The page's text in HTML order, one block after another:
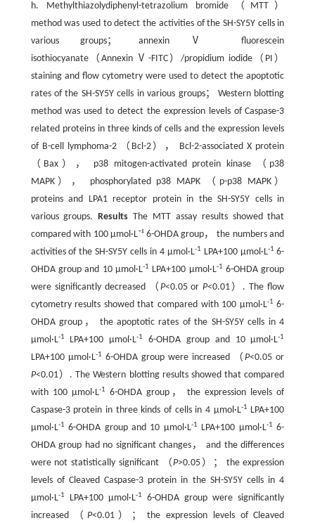
h. Methylthiazolydiphenyl-tetrazolium bromide（MTT）
method was used to detect the activities of the SH-SY5Y cells in
various groups； annexin Ⅴ fluorescein
isothiocyanate（Annexin Ⅴ-FITC）/propidium iodide（PI）
staining and flow cytometry were used to detect the apoptotic
rates of the SH-SY5Y cells in various groups； Western blotting
method was used to detect the expression levels of Caspase-3
related proteins in three kinds of cells and the expression levels
of B-cell lymphoma-2 （Bcl-2）， Bcl-2-associated X protein
（Bax）， p38 mitogen-activated protein kinase （p38
MAPK）， phosphorylated p38 MAPK （p-p38 MAPK）
proteins and LPA1 receptor protein in the SH-SY5Y cells in
various groups.Results The MTT assay results showed that
compared with 100 μmol·L⁻¹ 6-OHDA group， the numbers and
activities of the SH-SY5Y cells in 4 μmol·L-1 LPA+100 μmol·L-1 6-
OHDA group and 10 μmol·L-1 LPA+100 μmol·L-1 6-OHDA group
were significantly decreased （ P<0.05 orP<0.01）. The flow
cytometry results showed that compared with 100 μmol·L-1 6-
OHDA group， the apoptotic rates of the SH-SY5Y cells in 4
μmol·L-1 LPA+100 μmol·L-1 6-OHDA group and 10 μmol·L-1
LPA+100 μmol·L-1 6-OHDA group were increased （P<0.05 or
P<0.01）. The Western blotting results showed that compared
with 100 μmol·L-1
6-OHDA group， the expression levels of
Caspase-3 protein in three kinds of cells in 4 μmol·L-1 LPA+100
μmol·L-1 6-OHDA group and 10 μmol·L-1 LPA+100 μmol·L-1 6-
OHDA group had no significant changes， and the differences
were not statistically significant （P>0.05）； the expression
levels of Cleaved Caspase-3 protein in the SH-SY5Y cells in 4
μmol·L-1 LPA+100 μmol·L-1
6-OHDA group were significantly
increased （P<0.01）； the expression levels of Cleaved